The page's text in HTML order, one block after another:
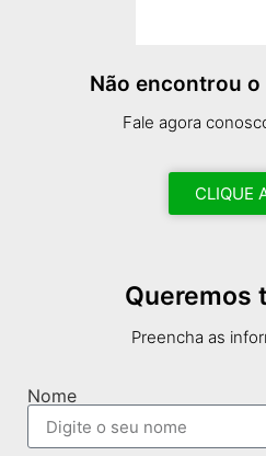
Não encontrou
Fale agora
CLIQUE
Queremos
Preencha as
Nome